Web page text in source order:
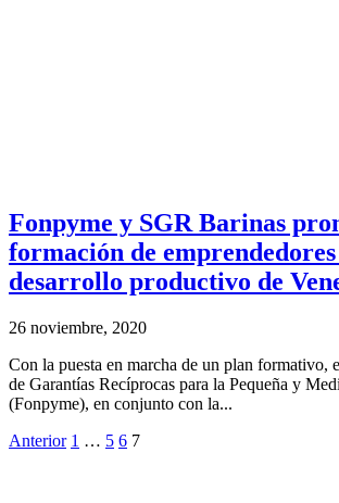
Fonpyme y SGR Barinas
formación de
desarrollo productivo de
26 noviembre, 2020
Con la puesta en marcha de un plan formativo,
de Garantías Recíprocas para la Pequeña y
(Fonpyme), en conjunto con la...
Anterior 1 … 5 6 7